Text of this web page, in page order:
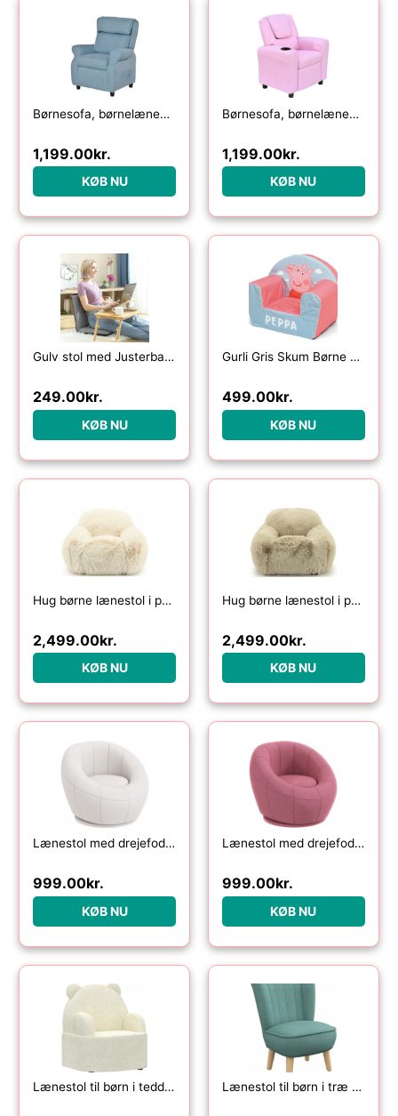
Børnesofa, børnelænestol med fodstøtte, armlæn, justerbar ryglæn, lænestol, børnesofa, stol, dagseng, børnesofa til 3-5-årige drenge og piger, blå
1,199.00kr.
KØB NU
Børnesofa, børnelænestol med fodstøtte, armlæn, kopholdere, justerbar ryglæn, chaiselong, børnesofa, lænestol, børnesofa til 3-6-årige drenge og piger, pink
1,199.00kr.
KØB NU
Gulv stol med Justerbart Ryglæn
249.00kr.
KØB NU
Gurli Gris Skum Børne Lænestol
499.00kr.
KØB NU
Hug børne lænestol i polyester plys H49 cm – Beige
2,499.00kr.
KØB NU
Hug børne lænestol i polyester plys H49 cm – Taupe
2,499.00kr.
KØB NU
Lænestol med drejefod til børn i teddy polyester H48 cm – Hvid
999.00kr.
KØB NU
Lænestol med drejefod til børn i teddy polyester H48 cm – Rosa
999.00kr.
KØB NU
Lænestol til børn i teddy polyester H59 cm – Beige Lænestol til børn i træ og velour H56,5 cm – Natur/Blågrøn